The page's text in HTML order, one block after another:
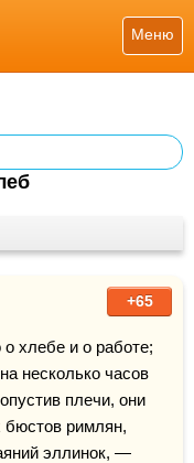
Меню
+65
хлебе и о работе;
несколько часов
плечи, они
бюстов римлян,
эллинок, —